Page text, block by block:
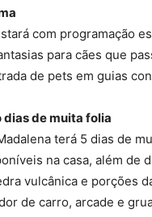
com programação
para cães que
de pets em guias
dias de muita folia
terá 5 dias de
na casa, além de
vulcânica e porções
de carro, arcade e